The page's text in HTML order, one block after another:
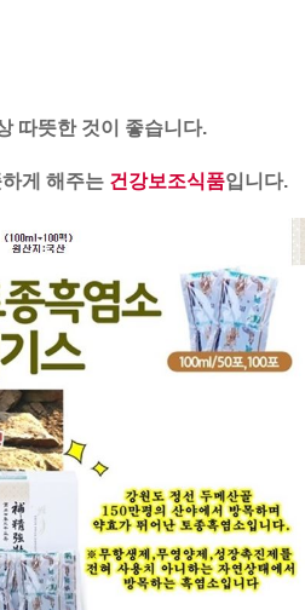
따뜻한 것이 좋습니다.
게 해주는 건강보조식품입니다.